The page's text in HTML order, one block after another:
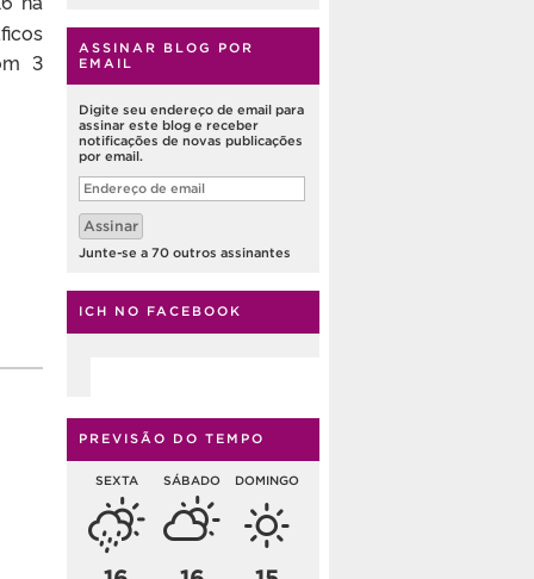
3
ASSINAR BLOG POR
EMAIL
Digite seu endereço de email para
assinar este blog e receber
notificações de novas publicações
por email.
Endereço
de
email
Assinar
Junte-se a 70 outros assinantes
ICH NO FACEBOOK
PREVISÃO DO TEMPO
SEXTA SÁBADO DOMINGO